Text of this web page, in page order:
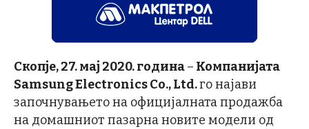
Скопје, 27. мај 2020. година– Компанијата
Samsung Electronics Co., Ltd.го најави
започнувањето на официјалната продажба
на домашниот пазарна новите модели од